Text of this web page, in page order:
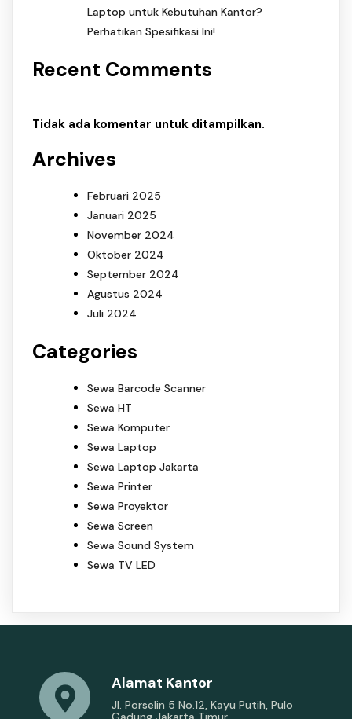
Laptop untuk Kebutuhan Kantor?
Perhatikan Spesifikasi Ini!
Recent Comments
Tidak ada komentar untuk ditampilkan.
Archives
Februari 2025
Januari 2025
November 2024
Oktober 2024
September 2024
Agustus 2024
Juli 2024
Categories
Sewa Barcode Scanner
Sewa HT
Sewa Komputer
Sewa Laptop
Sewa Laptop Jakarta
Sewa Printer
Sewa Proyektor
Sewa Screen
Sewa Sound System
Sewa TV LED
Alamat Kantor
Jl. Porselin 5 No.12, Kayu Putih, Pulo